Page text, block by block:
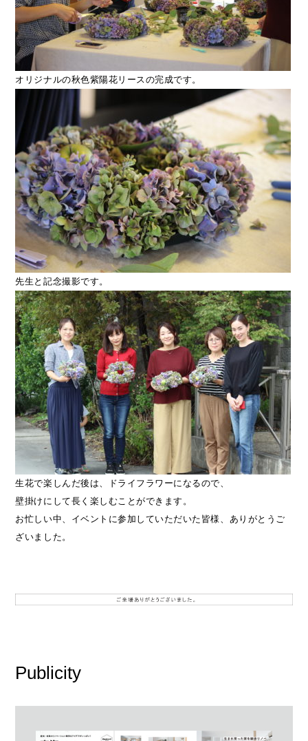
オリジナルの秋色紫陽花リースの完成です。
先生と記念撮影です。
生花で楽しんだ後は、ドライフラワーになるので、
壁掛けにして長く楽しむことができます。
お忙しい中、イベントに参加していただいた皆様、ありがとうご
ざいました。
Publicity